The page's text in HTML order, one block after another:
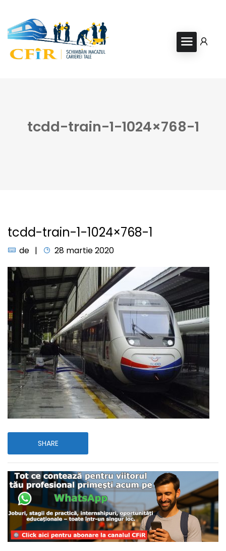
tcdd-train-1-1024×768-1
tcdd-train-1-1024×768-1
de 28 martie 2020
SHARE